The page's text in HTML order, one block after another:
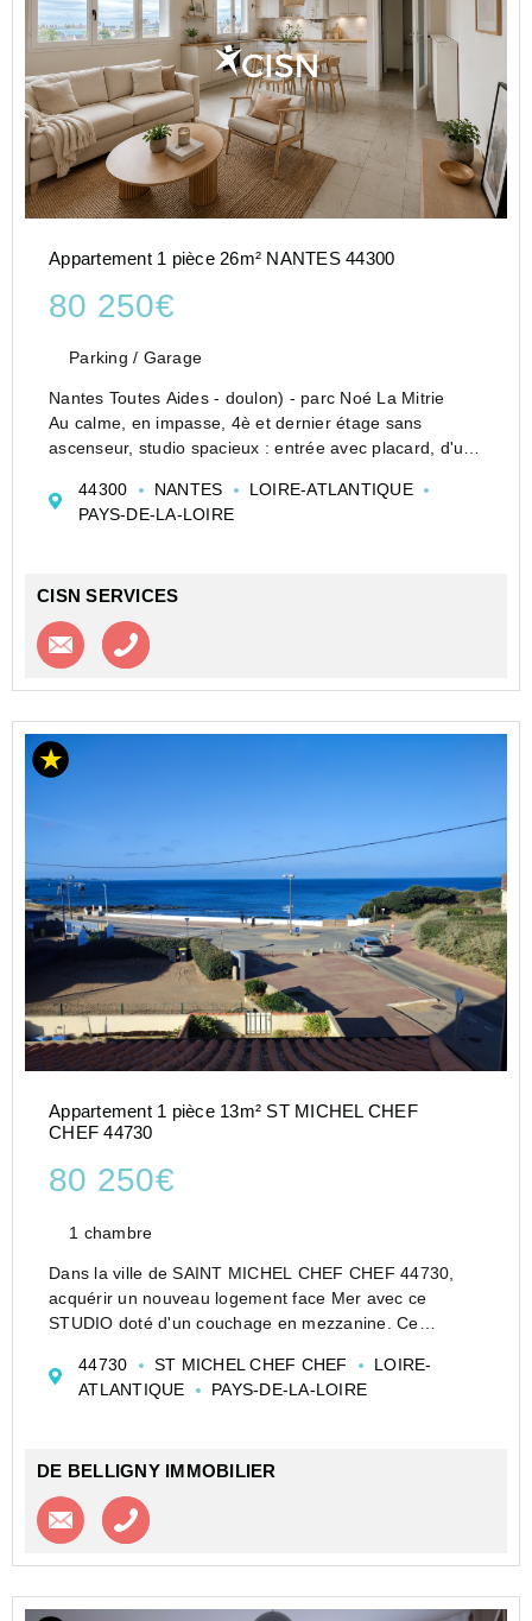
Appartement 1 pièce 26m² NANTES 44300
80 250€
Parking / Garage
Nantes Toutes Aides - doulon) - parc Noé La Mitrie
Au calme, en impasse, 4è et dernier étage sans
ascenseur, studio spacieux : entrée avec placard, d'une
tableau électrique refait, ...
44300 NANTES
LOIRE-ATLANTIQUE
PAYS-DE-LA-LOIRE
CISN SERVICES
Contacter l'agence
Appartement 1 pièce 13m² ST MICHEL CHEF
CHEF 44730
80 250€
1 chambre
Dans la ville de SAINT MICHEL CHEF CHEF 44730,
acquérir un nouveau logement face Mer avec ce
STUDIO doté d'un couchage en mezzanine. Ce
immobilière, un pied à terre à la mer en résidence
secondaire. N&#...
44730 ST MICHEL CHEF CHEF
LOIRE-
ATLANTIQUE
PAYS-DE-LA-LOIRE
DE BELLIGNY IMMOBILIER
Contacter l'agence